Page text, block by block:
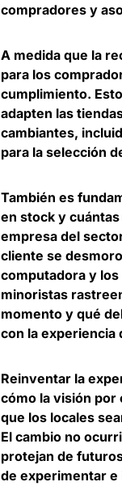
compradores y
A medida que la
para los
cumplimiento.
adapten las
cambiantes,
para la selección
También es
en stock y
empresa del
cliente se
computadora y los
minoristas
momento y qué
con la experiencia
Reinventar la
cómo la visión por
que los locales
El cambio no
protejan de
de experimentar